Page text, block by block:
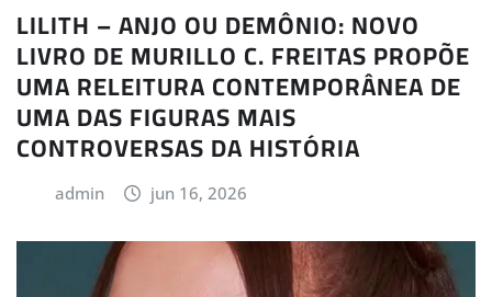
LILITH – ANJO OU DEMÔNIO: NOVO
LIVRO DE MURILLO C. FREITAS PROPÕE
UMA RELEITURA CONTEMPORÂNEA DE
UMA DAS FIGURAS MAIS
CONTROVERSAS DA HISTÓRIA
admin jun 16, 2026